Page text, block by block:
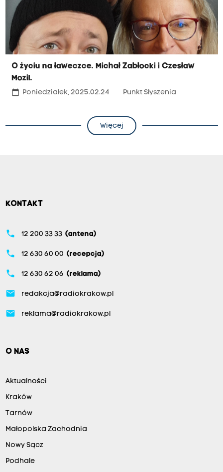
O życiu na ławeczce. Michał Zabłocki i Czesław
Mozil.
calendar_today Poniedziałek, 2025.02.24 Punkt Słyszenia
Więcej
KONTAKT
phone 12 200 33 33 (antena)
phone 12 630 60 00 (recepcja)
phone 12 630 62 06 (reklama)
email redakcja@radiokrakow.pl
email reklama@radiokrakow.pl
O NAS
Aktualności
Kraków
Tarnów
Małopolska Zachodnia
Nowy Sącz
Podhale